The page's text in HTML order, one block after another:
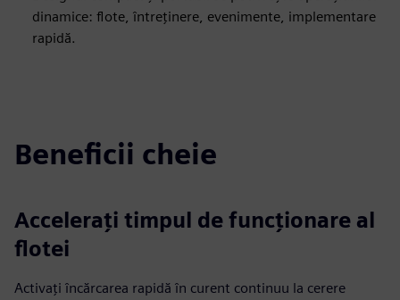
dinamice: flote, întreținere, evenimente, implementare
rapidă.
Beneficii cheie
Accelerați timpul de funcționare al
flotei
Activați încărcarea rapidă în curent continuu la cerere